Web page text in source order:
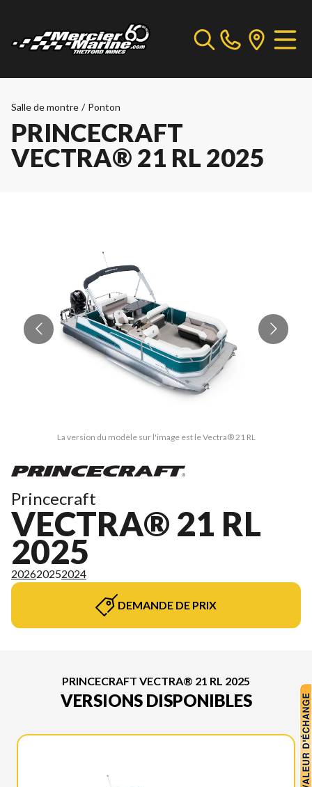
Salle de montre / Ponton
PRINCECRAFT
VECTRA® 21 RL 2025
La version du modèle sur l'image est le Vectra® 21 RL
Princecraft
VECTRA® 21 RL
2025
202620252024
DEMANDE DE PRIX
PRINCECRAFT VECTRA® 21 RL 2025
VERSIONS DISPONIBLES